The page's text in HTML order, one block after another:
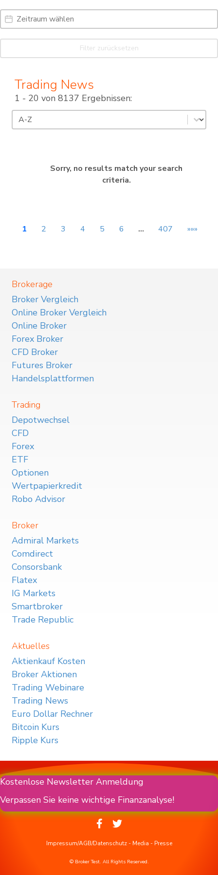
Date Range
Date
Filter zurücksetzen
Trading News
1 - 20 von 8137 Ergebnissen:
Sortierung
Sort content
Sorry, no results match your search
criteria.
1 2 3 4 5 6 … 407 »»»
Brokerage
Broker Vergleich
Online Broker Vergleich
Online Broker
Forex Broker
CFD Broker
Futures Broker
Handelsplattformen
Trading
Depotwechsel
CFD
Forex
ETF
Optionen
Wertpapierkredit
Robo Advisor
Broker
Admiral Markets
Comdirect
Consorsbank
Flatex
IG Markets
Smartbroker
Trade Republic
Aktuelles
Aktienkauf Kosten
Broker Aktionen
Trading Webinare
Trading News
Euro Dollar Rechner
Bitcoin Kurs
Ripple Kurs
Kostenlose Newsletter Anmeldung
Verpassen Sie keine wichtige Finanzanalyse!
Impressum/AGB/Datenschutz- Media - Presse
© Broker Test. All Rights Reserved.